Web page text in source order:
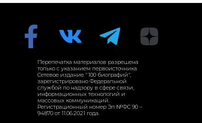
Перепечатка материалов разрешена
только с указанием первоисточника
Сетевое издание "100 биографий",
зарегистрировано Федеральной
службой по надзору в сфере связи,
информационных технологий и
массовых коммуникаций.
Регистрационный номер Эл №ФС 90 –
94870 от 11.06.2021 года.